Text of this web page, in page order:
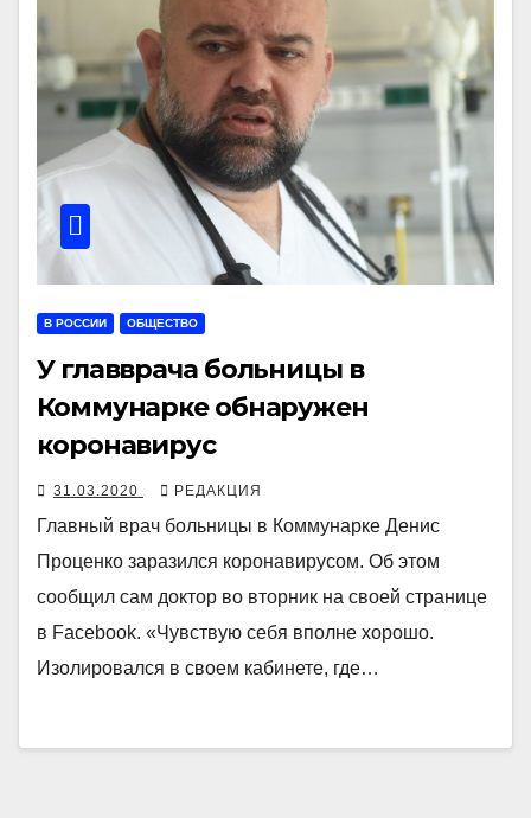
В РОССИИ ОБЩЕСТВО
У главврача больницы в
Коммунарке обнаружен
коронавирус
31.03.2020 РЕДАКЦИЯ
Главный врач больницы в Коммунарке Денис
Проценко заразился коронавирусом. Об этом
сообщил сам доктор во вторник на своей странице
в Facebook. «Чувствую себя вполне хорошо.
Изолировался в своем кабинете, где…